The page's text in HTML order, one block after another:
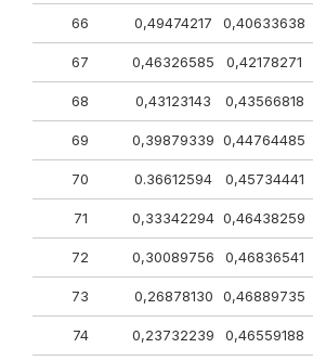
66 0,49474217 0,40633638
67 0,46326585 0,42178271
68 0,43123143 0,43566818
69 0,39879339 0,44764485
70 0.36612594 0,45734441
71 0,33342294 0,46438259
72 0,30089756 0,46836541
73 0,26878130 0,46889735
74 0,23732239 0,46559188